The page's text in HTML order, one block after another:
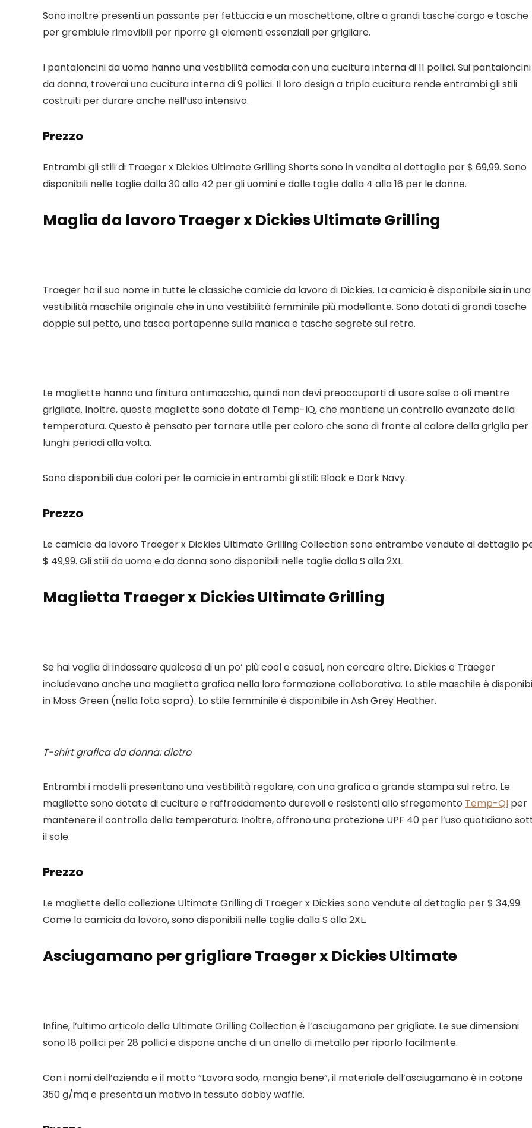
Sono inoltre presenti un passante per fettuccia e un moschettone, oltre a grandi tasche cargo e tasche
per grembiule rimovibili per riporre gli elementi essenziali per grigliare.
I pantaloncini da uomo hanno una vestibilità comoda con una cucitura interna di 11 pollici. Sui pantaloncini
da donna, troverai una cucitura interna di 9 pollici. Il loro design a tripla cucitura rende entrambi gli stili
costruiti per durare anche nell’uso intensivo.
Prezzo
Entrambi gli stili di Traeger x Dickies Ultimate Grilling Shorts sono in vendita al dettaglio per $ 69,99. Sono
disponibili nelle taglie dalla 30 alla 42 per gli uomini e dalle taglie dalla 4 alla 16 per le donne.
Maglia da lavoro Traeger x Dickies Ultimate Grilling
Traeger ha il suo nome in tutte le classiche camicie da lavoro di Dickies. La camicia è disponibile sia in una
vestibilità maschile originale che in una vestibilità femminile più modellante. Sono dotati di grandi tasche
doppie sul petto, una tasca portapenne sulla manica e tasche segrete sul retro.
Le magliette hanno una finitura antimacchia, quindi non devi preoccuparti di usare salse o oli mentre
grigliate. Inoltre, queste magliette sono dotate di Temp-IQ, che mantiene un controllo avanzato della
temperatura. Questo è pensato per tornare utile per coloro che sono di fronte al calore della griglia per
lunghi periodi alla volta.
Sono disponibili due colori per le camicie in entrambi gli stili: Black e Dark Navy.
Prezzo
Le camicie da lavoro Traeger x Dickies Ultimate Grilling Collection sono entrambe vendute al dettaglio
$ 49,99. Gli stili da uomo e da donna sono disponibili nelle taglie dalla S alla 2XL.
Maglietta Traeger x Dickies Ultimate Grilling
Se hai voglia di indossare qualcosa di un po’ più cool e casual, non cercare oltre. Dickies e Traeger
includevano anche una maglietta grafica nella loro formazione collaborativa. Lo stile maschile è
in Moss Green (nella foto sopra). Lo stile femminile è disponibile in Ash Grey Heather.
T-shirt grafica da donna: dietro
Entrambi i modelli presentano una vestibilità regolare, con una grafica a grande stampa sul retro. Le
magliette sono dotate di cuciture e raffreddamento durevoli e resistenti allo sfregamento Temp-QI per
mantenere il controllo della temperatura. Inoltre, offrono una protezione UPF 40 per l’uso quotidiano
il sole.
Prezzo
Le magliette della collezione Ultimate Grilling di Traeger x Dickies sono vendute al dettaglio per $ 34,99.
Come la camicia da lavoro, sono disponibili nelle taglie dalla S alla 2XL.
Asciugamano per grigliare Traeger x Dickies Ultimate
Infine, l’ultimo articolo della Ultimate Grilling Collection è l’asciugamano per grigliate. Le sue dimensioni
sono 18 pollici per 28 pollici e dispone anche di un anello di metallo per riporlo facilmente.
Con i nomi dell’azienda e il motto “Lavora sodo, mangia bene”, il materiale dell’asciugamano è in cotone
350 g/mq e presenta un motivo in tessuto dobby waffle.